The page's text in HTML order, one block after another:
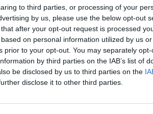
to third parties, or processing of your
by us, please use the below opt-out
after your opt-out request is processed
on personal information utilized by us
prior to your opt-out. You may separately
by third parties on the IAB’s list of
be disclosed by us to third parties on the
disclose it to other third parties.
για τον
ενημέρωσης και
του μαστού, ο Πανελλήνιος
Μαστού «Άλμα Ζωής»